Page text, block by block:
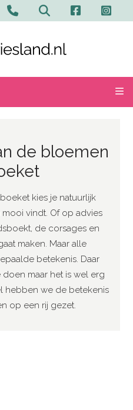
Contact en
Zoeken
de bloemen
kies je natuurlijk
vindt. Of op advies
de corsages en
maken. Maar alle
betekenis. Daar
maar het is wel erg
hebben we de betekenis
op een rij gezet.